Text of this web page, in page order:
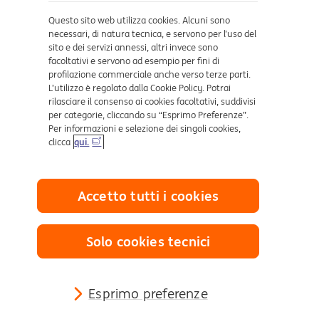
Dove ci trovi
Certificazioni
Collegamenti utili
Mappa del sito
Sezione Privacy
Reclami e Risoluzione delle controversie
Questo sito web utilizza cookies. Alcuni sono
necessari, di natura tecnica, e servono per l’uso del
sito e dei servizi annessi, altri invece sono
facoltativi e servono ad esempio per fini di
profilazione commerciale anche verso terze parti.
L’utilizzo è regolato dalla Cookie Policy. Potrai
rilasciare il consenso ai cookies facoltativi, suddivisi
per categorie, cliccando su “Esprimo Preferenze”.
Per informazioni e selezione dei singoli cookies,
clicca qui.
Esprimo preferenze
Solo cookies tecnici
Accetto tutti i cookies